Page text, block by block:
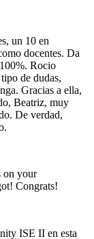
un 10 en
docentes. Da
Rocio
de dudas,
Gracias a ella,
Beatriz, muy
De verdad,
on your
Congrats!
ISE II en esta